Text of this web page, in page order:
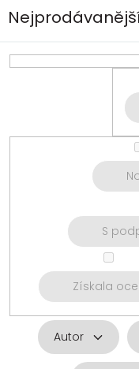
S
Získala
Autor